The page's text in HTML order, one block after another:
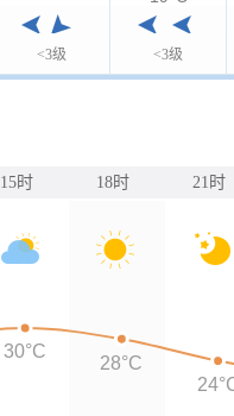
<3级 <3级
15时 18时 21时
30°C
28°C